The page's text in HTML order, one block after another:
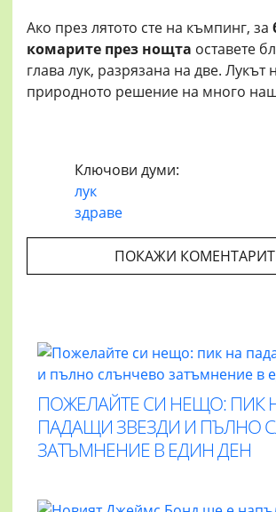
Ако през лятото сте на къмпинг, за
комарите през нощта оставете
глава лук, разрязана на две. Лукът
природното решение на много
Ключови думи:
лук
здраве
ПОКАЖИ
ПОЖЕЛАЙТЕ СИ НЕЩО: ПИК
ПАДАЩИ ЗВЕЗДИ И ПЪЛНО
ЗАТЪМНЕНИЕ В ЕДИН ДЕН